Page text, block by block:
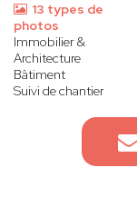
13 types de
photos
Immobilier &
Architecture
Bâtiment
Suivi de chantier